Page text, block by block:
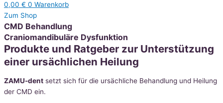
0,00 € 0 Warenkorb
Zum Shop
CMD Behandlung
Craniomandibuläre Dysfunktion
Produkte und Ratgeber zur Unterstützung
einer ursächlichen Heilung
ZAMU-dent setzt sich für die ursächliche Behandlung und Heilung
der CMD ein.